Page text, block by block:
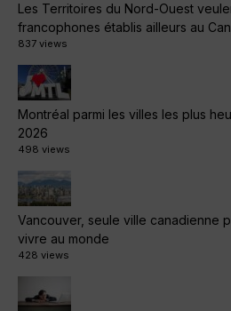
Les Territoires du Nord-Ouest
francophones établis ailleurs au
837 views
Montréal parmi les villes les plus
2026
498 views
Vancouver, seule ville canadienne
vivre au monde
428 views